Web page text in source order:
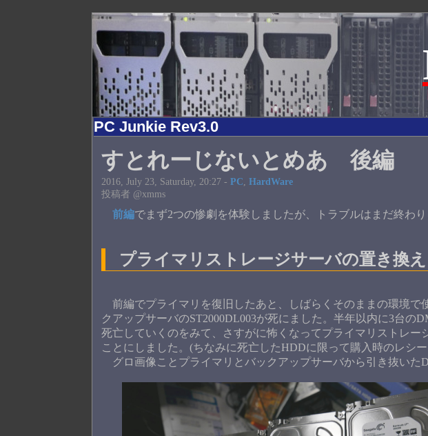
PC Junkie Rev3.0
すとれーじないとめあ 後編
2016, July 23, Saturday, 20:27 -PC ,HardWare
投稿者 @xmms
前編でまず2つの惨劇を体験しましたが、トラブルはまだ終わり
プライマリストレージサーバの置き換え
前編でプライマリを復旧したあと、しばらくそのままの環境で
クアップサーバのST2000DL003が死にました。半年以内に3台の
死亡していくのをみて、さすがに怖くなってプライマリストレー
ことにしました。(ちなみに死亡したHDDに限って購入時のレシ
グロ画像ことプライマリとバックアップサーバから引き抜いた